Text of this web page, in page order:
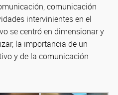
comunicación
intervinientes en el
se centró en dimensionar y
la importancia de un
y de la comunicación